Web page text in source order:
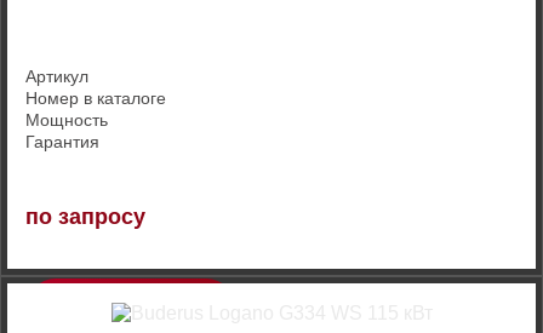
Артикул
Номер в каталоге
Мощность
Гарантия
по запросу
Купить